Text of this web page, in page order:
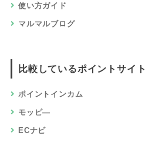
使い方ガイド
マルマルブログ
比較しているポイントサイト
ポイントインカム
モッピ―
ECナビ